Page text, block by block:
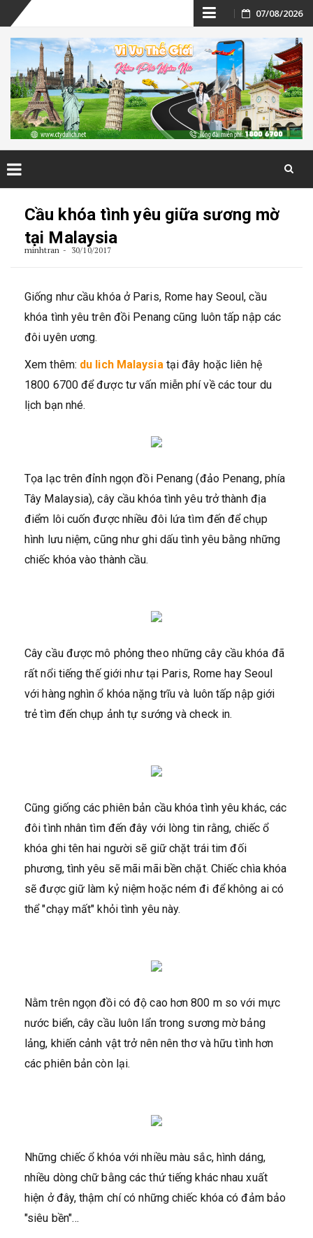
Skip
to
content
07/08/2026
Cầu khóa tình yêu giữa sương mờ
tại Malaysia
minhtran 30/10/2017
Giống như cầu khóa ở Paris, Rome hay Seoul, cầu
khóa tình yêu trên đồi Penang cũng luôn tấp nập các
đôi uyên ương.
Xem thêm: du lich Malaysia tại đây hoặc liên hệ
1800 6700 để được tư vấn miễn phí về các tour du
lịch bạn nhé.
Tọa lạc trên đỉnh ngọn đồi Penang (đảo Penang, phía
Tây Malaysia), cây cầu khóa tình yêu trở thành địa
điểm lôi cuốn được nhiều đôi lứa tìm đến để chụp
hình lưu niệm, cũng như ghi dấu tình yêu bằng những
chiếc khóa vào thành cầu.
Cây cầu được mô phỏng theo những cây cầu khóa đã
rất nổi tiếng thế giới như tại Paris, Rome hay Seoul
với hàng nghìn ổ khóa nặng trĩu và luôn tấp nập giới
trẻ tìm đến chụp ảnh tự sướng và check in.
Cũng giống các phiên bản cầu khóa tình yêu khác, các
đôi tình nhân tìm đến đây với lòng tin rằng, chiếc ổ
khóa ghi tên hai người sẽ giữ chặt trái tim đối
phương, tình yêu sẽ mãi mãi bền chặt. Chiếc chìa khóa
sẽ được giữ làm kỷ niệm hoặc ném đi để không ai có
thể "chạy mất" khỏi tình yêu này.
Nằm trên ngọn đồi có độ cao hơn 800 m so với mực
nước biển, cây cầu luôn lẩn trong sương mờ bảng
lảng, khiến cảnh vật trở nên nên thơ và hữu tình hơn
các phiên bản còn lại.
Những chiếc ổ khóa với nhiều màu sắc, hình dáng,
nhiều dòng chữ bằng các thứ tiếng khác nhau xuất
hiện ở đây, thậm chí có những chiếc khóa có đảm bảo
"siêu bền"…